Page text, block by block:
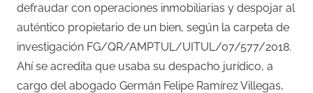
defraudar con operaciones inmobiliarias y despojar al
auténtico propietario de un bien, según la carpeta de
investigación FG/QR/AMPTUL/UITUL/07/577/2018.
Ahí se acredita que usaba su despacho jurídico, a
cargo del abogado Germán Felipe Ramírez Villegas,